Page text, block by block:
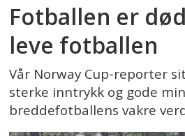
Fotballen er
leve fotballen
Vår Norway Cup-reporter
sterke inntrykk og gode
breddefotballens vakre